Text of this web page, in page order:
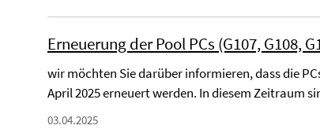
Erneuerung der Pool PCs (G107, G108,
wir möchten Sie darüber informieren, dass die
April 2025 erneuert werden. In diesem Zeitraum
03.04.2025